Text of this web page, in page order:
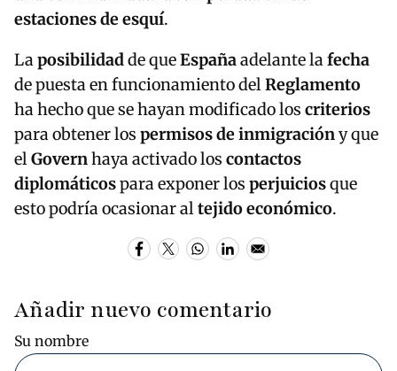
estaciones de esquí.
Laposibilidadde queEspañaadelante lafecha
de puesta en funcionamiento delReglamento
ha hecho que se hayan modificado los criterios
para obtener los permisos de inmigracióny que
elGovernhaya activado los contactos
diplomáticospara exponer los perjuiciosque
esto podría ocasionar altejido económico.
Añadir nuevo comentario
Su nombre